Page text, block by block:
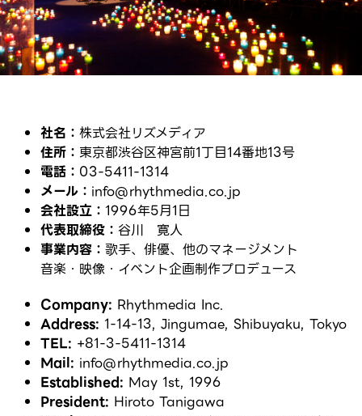
社名： 株式会社リズメディア
住所： 東京都渋谷区神宮前1丁目14番地13号
電話： 03-5411-1314
メール： info@rhythmedia.co.jp
会社設立： 1996年5月1日
代表取締役： 谷川 寛人
事業内容： 歌手、俳優、他のマネージメント
音楽・映像・イベント企画制作プロデュース
Company: Rhythmedia Inc.
Address: 1-14-13, Jingumae, Shibuyaku, Tokyo
TEL: +81-3-5411-1314
Mail: info@rhythmedia.co.jp
Established: May 1st, 1996
President: Hiroto Tanigawa